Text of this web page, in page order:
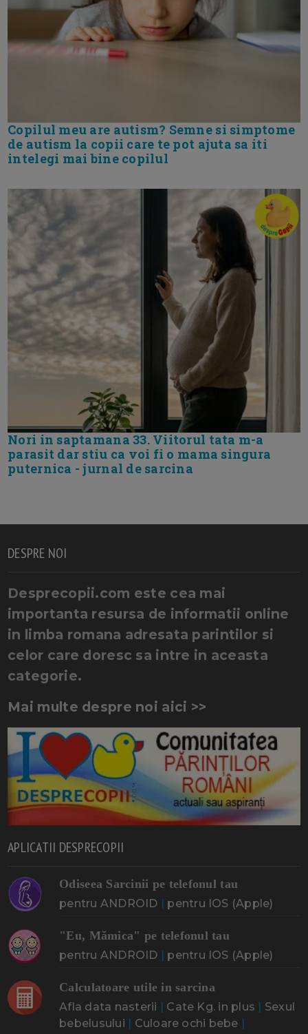
Copilul meu are autism? Semne si simptome
de autism la copii care te pot ajuta sa iti
intelegi mai bine copilul
Nori in saptamana 33. Viitorul tata m-a
parasit dar stiu ca voi fi o mama singura
puternica - jurnal de sarcina
DESPRE NOI
Desprecopii.com este cea mai
importanta resursa de informatii online
in limba romana adresata parintilor si
celor care doresc sa intre in aceasta
categorie.
Mai multe despre noi aici >>
APLICATII DESPRECOPII
Odiseea Sarcinii pe telefonul tau
pentru ANDROID | pentru IOS (Apple)
"Eu, Mămica" pe telefonul tau
pentru ANDROID | pentru IOS (Apple)
Calculatoare utile in sarcina
Afla data nasterii | Cate Kg. in plus | Sexul
bebelusului | Culoare ochi bebe |